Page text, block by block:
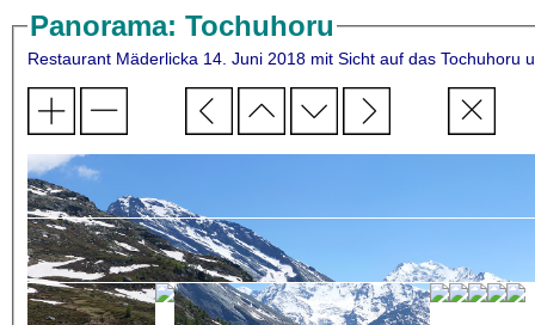
Panorama: Tochuhoru
Restaurant Mäderlicka 14. Juni 2018 mit Sicht auf das